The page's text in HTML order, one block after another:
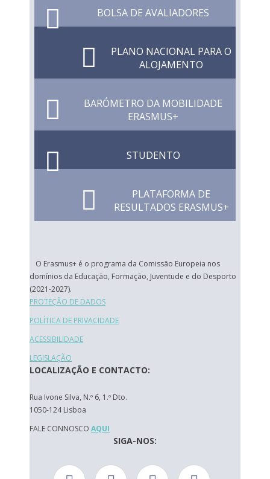
BOLSA DE AVALIADORES
PLANO NACIONAL PARA O
ALOJAMENTO
BARÓMETRO DA MOBILIDADE
ERASMUS+
STUDENTO
PLATAFORMA DE
RESULTADOS ERASMUS+
O Erasmus+ é o programa da Comissão Europeia nos
domínios da Educação, Formação, Juventude e do Desporto
(2021-2027).
PROTEÇÃO DE DADOS
POLÍTICA DE PRIVACIDADE
ACESSIBILIDADE
LEGISLAÇÃO
LOCALIZAÇÃO E CONTACTO:
Rua Ivone Silva, N.º 6, 1.º Dto.
1050-124 Lisboa
FALE CONNOSCO AQUI
SIGA-NOS: